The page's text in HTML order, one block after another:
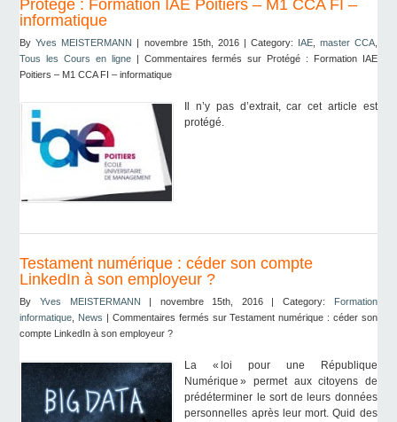
Protégé : Formation IAE Poitiers – M1 CCA FI –
informatique
ByYves MEISTERMANN | novembre 15th, 2016 | Category: IAE, master CCA,
Tous les Cours en ligne| Commentaires fermés sur Protégé : Formation IAE
Poitiers – M1 CCA FI – informatique
Il n’y pas d’extrait, car cet article est
protégé.
Testament numérique : céder son compte
LinkedIn à son employeur ?
By Yves MEISTERMANN | novembre 15th, 2016 | Category:
Formation
informatique
News | Commentaires fermés sur Testament numérique : céder son
compte LinkedIn à son employeur ?
La « loi pour une République
Numérique » permet aux citoyens de
prédéterminer le sort de leurs données
personnelles après leur mort. Quid des